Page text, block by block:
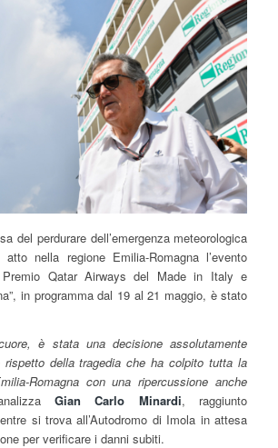
del perdurare dell’emergenza meteorologica
nella regione Emilia-Romagna l’evento
Premio Qatar Airways del Made in Italy e
in programma dal 19 al 21 maggio, è stato
è stata una decisione assolutamente
rispetto della tragedia che ha colpito tutta la
Romagna con una ripercussione anche
Gian Carlo Minardi, raggiunto
si trova all’Autodromo di Imola in attesa
per verificare i danni subiti.